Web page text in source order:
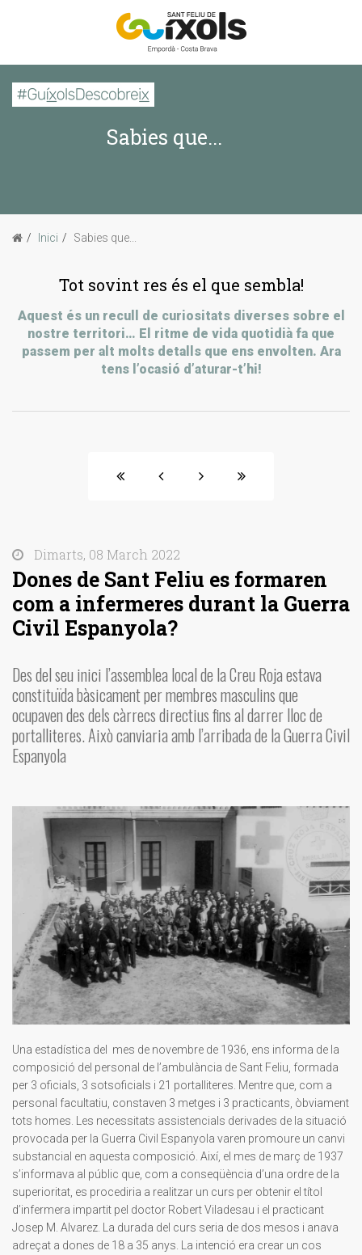
Sabies que...
Inici Sabies que...
Tot sovint res és el que sembla!
Aquest és un recull de curiositats diverses sobre el
nostre territori… El ritme de vida quotidià fa que
passem per alt molts detalls que ens envolten. Ara
tens l’ocasió d’aturar-t’hi!
Dimarts, 08 March 2022
Dones de Sant Feliu es formaren
com a infermeres durant la Guerra
Civil Espanyola?
Des del seu inici l’assemblea local de la Creu Roja estava
constituïda bàsicament per membres masculins que
ocupaven des dels càrrecs directius fins al darrer lloc de
portalliteres. Això canviaria amb l’arribada de la Guerra Civil
Espanyola
Una estadística del mes de novembre de 1936, ens informa de la
composició del personal de l’ambulància de Sant Feliu, formada
per 3 oficials, 3 sotsoficials i 21 portalliteres. Mentre que, com a
personal facultatiu, constaven 3 metges i 3 practicants, òbviament
tots homes. Les necessitats assistencials derivades de la situació
provocada per la Guerra Civil Espanyola varen promoure un canvi
substancial en aquesta composició. Així, el mes de març de 1937
s’informava al públic que, com a conseqüència d’una ordre de la
superioritat, es procediria a realitzar un curs per obtenir el títol
d’infermera impartit pel doctor Robert Viladesau i el practicant
Josep M. Alvarez. La durada del curs seria de dos mesos i anava
adreçat a dones de 18 a 35 anys. La intenció era crear un cos
Inici
Passejades